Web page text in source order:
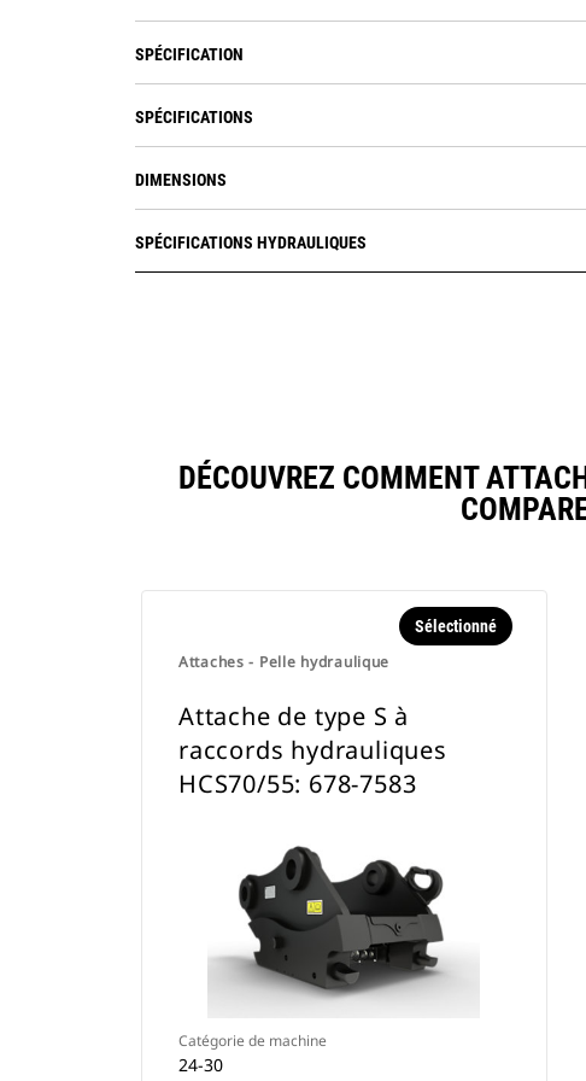
SPÉCIFICATION
SPÉCIFICATIONS
DIMENSIONS
SPÉCIFICATIONS HYDRAULIQUES
DÉCOUVREZ COMMENT
Attaches - Pelle hydraulique
Sélectionné
Attache de type S à
raccords hydrauliques
HCS70/55: 678-7583
Catégorie de machine
24-30